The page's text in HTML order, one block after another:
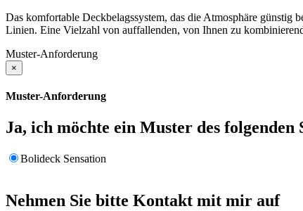
Das komfortable Deckbelagssystem, das die Atmosphäre
Linien. Eine Vielzahl von auffallenden, von Ihnen zu
Muster-Anforderung
×
Muster-Anforderung
Ja, ich möchte ein Muster des folgenden
Bolideck Sensation
Nehmen Sie bitte Kontakt mit mir auf